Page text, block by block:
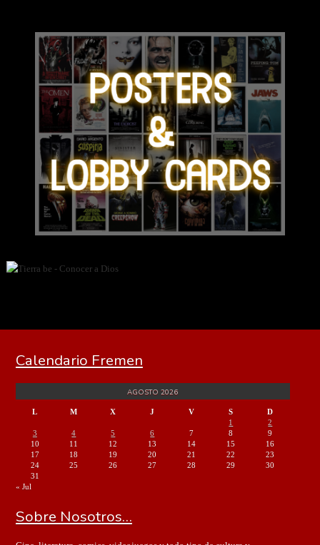
Calendario Fremen
AGOSTO 2026
L M X J V S
D
1
2
3
4 5 6 7 8
9
10
11 12 13 14 15
16
17
18 19 20 21 22
23
24
25 26 27 28 29
30
31
« Jul
Sobre Nosotros…